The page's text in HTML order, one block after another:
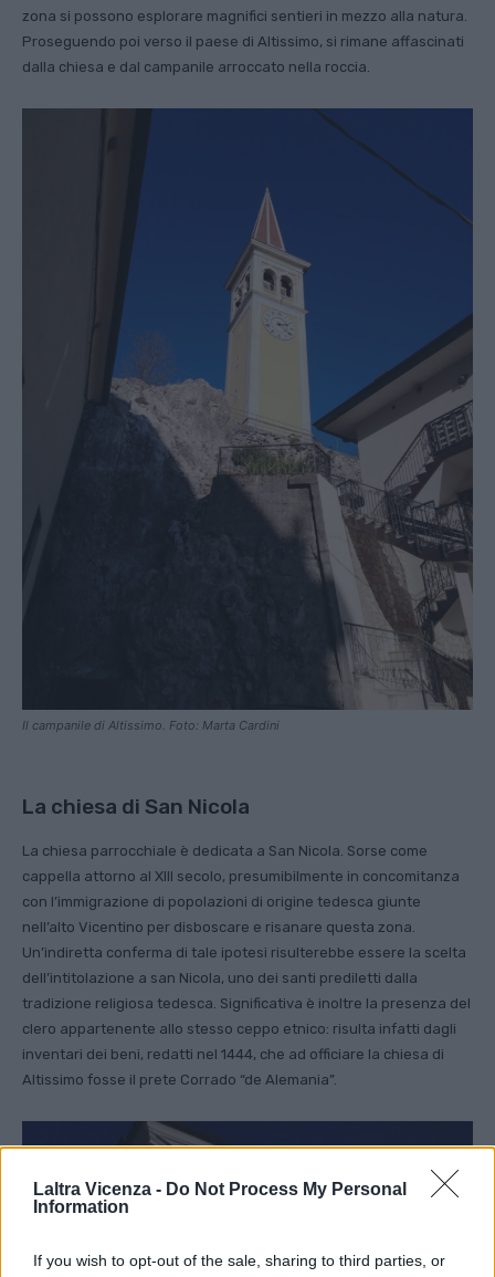
Laltra Vicenza - Do Not Process My Personal
Information
If you wish to opt-out of the sale, sharing to third parties, or
zona si possono esplorare magnifici sentieri in mezzo alla natura.
Proseguendo poi verso il paese di Altissimo, si rimane affascinati
dalla chiesa e dal campanile arroccato nella roccia.
Il campanile di Altissimo. Foto: Marta Cardini
La chiesa di San Nicola
La chiesa parrocchiale è dedicata a San Nicola. Sorse come
cappella attorno al XIII secolo, presumibilmente in concomitanza
con l’immigrazione di popolazioni di origine tedesca giunte
nell’alto Vicentino per disboscare e risanare questa zona.
Un’indiretta conferma di tale ipotesi risulterebbe essere la scelta
dell’intitolazione a san Nicola, uno dei santi prediletti dalla
tradizione religiosa tedesca. Significativa è inoltre la presenza del
clero appartenente allo stesso ceppo etnico: risulta infatti dagli
inventari dei beni, redatti nel 1444, che ad officiare la chiesa di
Altissimo fosse il prete Corrado “de Alemania”.